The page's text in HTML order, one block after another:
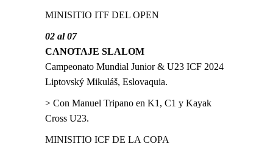
MINISITIO ITF DEL OPEN
02 al 07
CANOTAJE SLALOM
Campeonato Mundial Junior & U23 ICF 2024
Liptovský Mikuláš, Eslovaquia.
> Con Manuel Tripano en K1, C1 y Kayak
Cross U23.
MINISITIO ICF DE LA COPA